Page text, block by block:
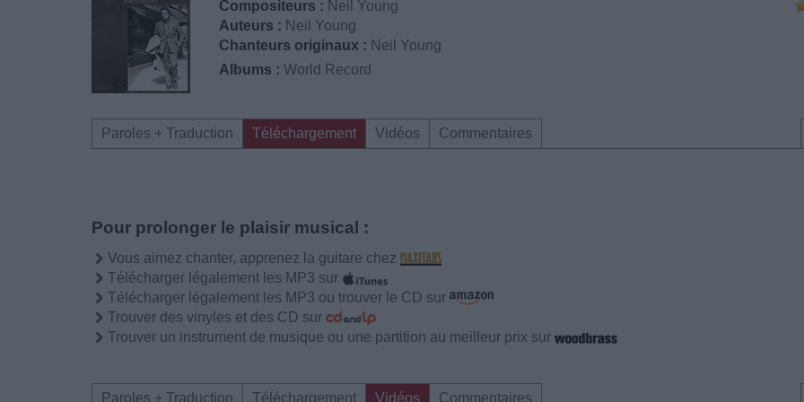
Compositeurs : Neil Young
Auteurs : Neil Young
Chanteurs originaux : Neil Young
Albums : World Record
Paroles + Traduction Téléchargement Vidéos Commentaires
Pour prolonger le plaisir musical :
Vous aimez chanter, apprenez la guitare chez
Télécharger légalement les MP3 sur
Télécharger légalement les MP3 ou trouver le CD sur
Trouver des vinyles et des CD sur
Trouver un instrument de musique ou une partition au meilleur prix sur
Paroles + Traduction Téléchargement Vidéos Commentaires